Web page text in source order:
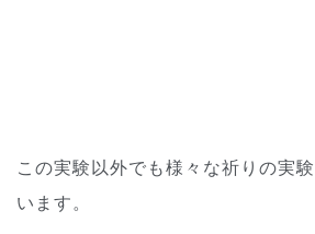
この実験以外でも様々な祈りの実
います。